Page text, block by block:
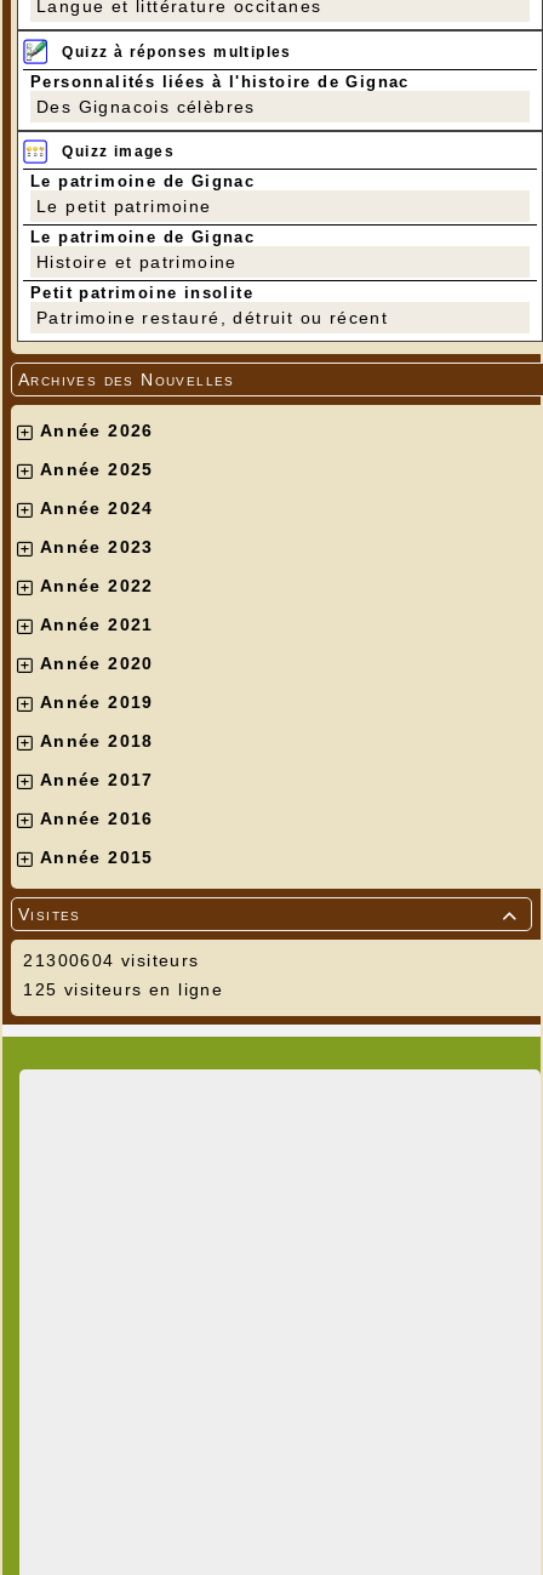
Langue et littérature occitanes
Quizz à réponses multiples
Personnalités liées à l'histoire de Gignac
Des Gignacois célèbres
Quizz images
Le patrimoine de Gignac
Le petit patrimoine
Le patrimoine de Gignac
Histoire et patrimoine
Petit patrimoine insolite
Patrimoine restauré, détruit ou récent
Archives des Nouvelles
Année 2026
Année 2025
Année 2024
Année 2023
Année 2022
Année 2021
Année 2020
Année 2019
Année 2018
Année 2017
Année 2016
Année 2015

Visites
21300604 visiteurs
125 visiteurs en ligne